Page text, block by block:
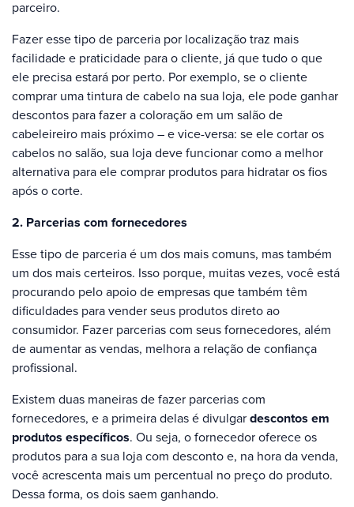
parceiro.
Fazer esse tipo de parceria por localização traz mais
facilidade e praticidade para o cliente, já que tudo o que
ele precisa estará por perto. Por exemplo, se o cliente
comprar uma tintura de cabelo na sua loja, ele pode ganhar
descontos para fazer a coloração em um salão de
cabeleireiro mais próximo – e vice-versa: se ele cortar os
cabelos no salão, sua loja deve funcionar como a melhor
alternativa para ele comprar produtos para hidratar os fios
após o corte.
2. Parcerias com fornecedores
Esse tipo de parceria é um dos mais comuns, mas também
um dos mais certeiros. Isso porque, muitas vezes, você está
procurando pelo apoio de empresas que também têm
dificuldades para vender seus produtos direto ao
consumidor. Fazer parcerias com seus fornecedores, além
de aumentar as vendas, melhora a relação de confiança
profissional.
Existem duas maneiras de fazer parcerias com
fornecedores, e a primeira delas é divulgar descontos em
produtos específicos. Ou seja, o fornecedor oferece os
produtos para a sua loja com desconto e, na hora da venda,
você acrescenta mais um percentual no preço do produto.
Dessa forma, os dois saem ganhando.